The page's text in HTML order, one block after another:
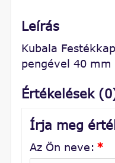
Leírás
Kubala
pengével 40 mm
Értékelések
Írja meg
Az Ön neve: *